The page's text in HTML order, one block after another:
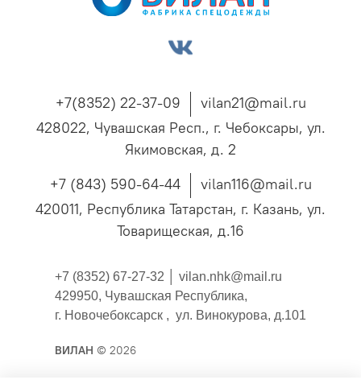
+7(8352) 22-37-09
vilan21@mail.ru
428022, Чувашская Респ., г. Чебоксары, ул.
Якимовская, д. 2
+7 (843) 590-64-44
vilan116@mail.ru
420011, Республика Татарстан, г. Казань, ул.
Товарищеская, д.16
+7 (8352) 67-27-32 │ vilan.nhk@mail.ru
429950, Чувашская Республика,
г. Новочебоксарск , ул. Винокурова, д.101
ВИЛАН © 2026